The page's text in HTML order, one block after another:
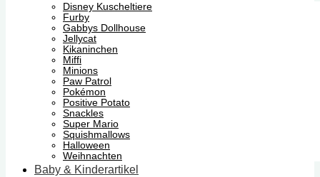
Disney Kuscheltiere
Furby
Gabbys Dollhouse
Jellycat
Kikaninchen
Miffi
Minions
Paw Patrol
Pokémon
Positive Potato
Snackles
Super Mario
Squishmallows
Halloween
Weihnachten
Baby & Kinderartikel